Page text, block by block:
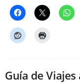
Guía de